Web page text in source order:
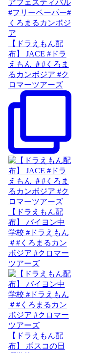
【ドラえもん配
布】 JACE #ドラ
えもん ＃#くろま
るカンボジア #ク
ロマーツアーズ
【ドラえもん配
布】 バイヨン中
学校 #ドラえもん
＃#くろまるカン
ボジア #クロマー
ツアーズ
【ドラえもん配
布】 ボスコの日